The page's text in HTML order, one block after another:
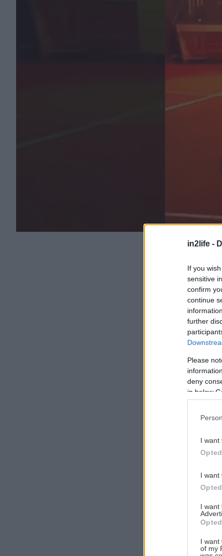
in2life -
If you
sensitive
confirm
continue
further
Please
deny
in below
I want
I want
I want
I want
of my